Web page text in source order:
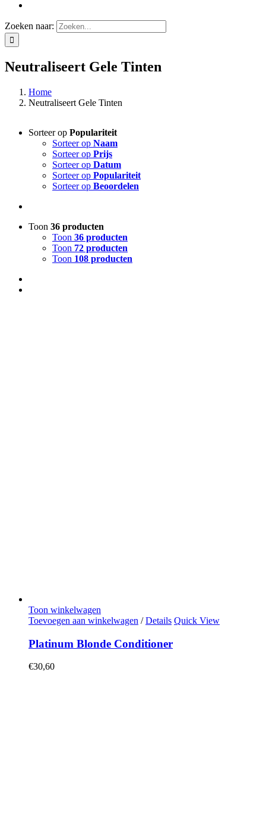
Zoeken naar:
Neutraliseert Gele Tinten
Home
Neutraliseert Gele Tinten
Sorteer op Populariteit
Sorteer op Naam
Sorteer op Prijs
Sorteer op Datum
Sorteer op Populariteit
Sorteer op Beoordelen
Toon 36 producten
Toon 36 producten
Toon 72 producten
Toon 108 producten
Toon winkelwagen
Toevoegen aan winkelwagen / Details Quick View
Platinum Blonde Conditioner
€30,60